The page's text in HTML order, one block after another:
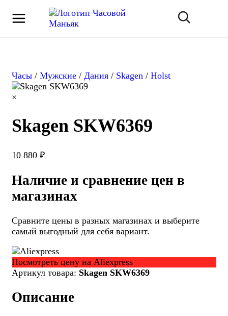
Часы / Мужские / Дания / Skagen / Holst
×
Skagen SKW6369
10 880 ₽
Наличие и сравнение цен в
магазинах
Сравните цены в разных магазинах и выберите
самый выгодный для себя вариант.
Посмотреть цену на Aliexpress
Артикул товара: Skagen SKW6369
Описание